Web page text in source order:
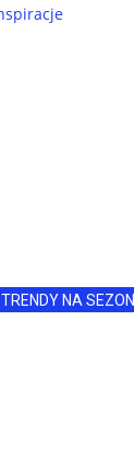
NA SEZON